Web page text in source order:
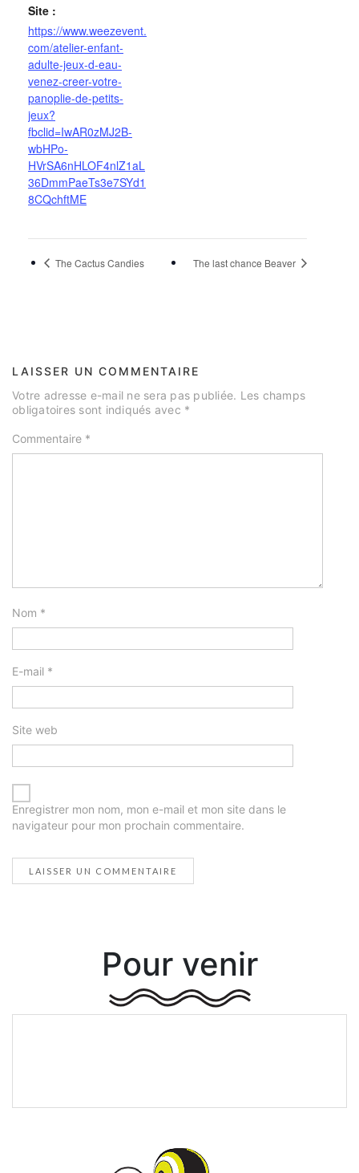
Site :
https://www.weezevent.
com/atelier-enfant-
adulte-jeux-d-eau-
venez-creer-votre-
panoplie-de-petits-
jeux?
fbclid=IwAR0zMJ2B-
wbHPo-
HVrSA6nHLOF4nlZ1aL
36DmmPaeTs3e7SYd1
8CQchftME
The Cactus Candies The last chance Beaver
LAISSER UN COMMENTAIRE
Votre adresse e-mail ne sera pas publiée. Les champs
obligatoires sont indiqués avec *
Commentaire *
Nom *
E-mail *
Site web
Enregistrer mon nom, mon e-mail et mon site dans le
navigateur pour mon prochain commentaire.
Pour venir